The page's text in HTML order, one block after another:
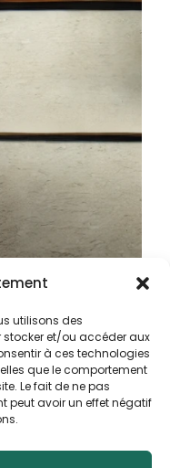
utilisons des
stocker et/ou accéder aux
à ces technologies
que le comportement
Le fait de ne pas
peut avoir un effet négatif